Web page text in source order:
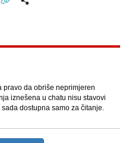
pravo da obriše neprimjeren
iznešena u chatu nisu stavovi
dostupna samo za čitanje.